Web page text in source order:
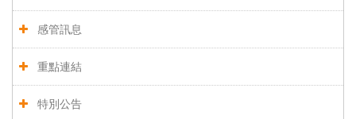
感管訊息
重點連結
特別公告